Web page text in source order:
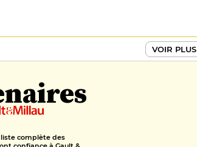
VOIR PLUS
liste complète des